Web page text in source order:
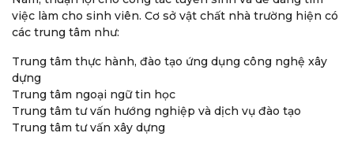
việc làm cho sinh viên. Cơ sở vật chất nhà trường hiện có
các trung tâm như:
Trung tâm thực hành, đào tạo ứng dụng công nghệ xây
dựng
Trung tâm ngoại ngữ tin học
Trung tâm tư vấn hướng nghiệp và dịch vụ đào tạo
Trung tâm tư vấn xây dựng